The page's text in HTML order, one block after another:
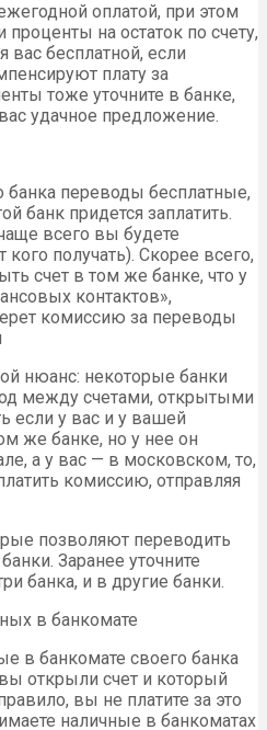
оплатой, при этом
на остаток по счету,
вас бесплатной, если
плату за
тоже уточните в банке,
удачное предложение.
банка переводы бесплатные,
банк придется заплатить.
всего вы будете
получать). Скорее всего,
счет в том же банке, что у
контактов»,
комиссию за переводы
нюанс: некоторые банки
между счетами, открытыми
если у вас и у вашей
же банке, но у нее он
а у вас — в московском, то,
комиссию, отправляя
позволяют переводить
Заранее уточните
банка, и в другие банки.
в банкомате
в банкомате своего банка
открыли счет и который
вы не платите за это
наличные в банкоматах